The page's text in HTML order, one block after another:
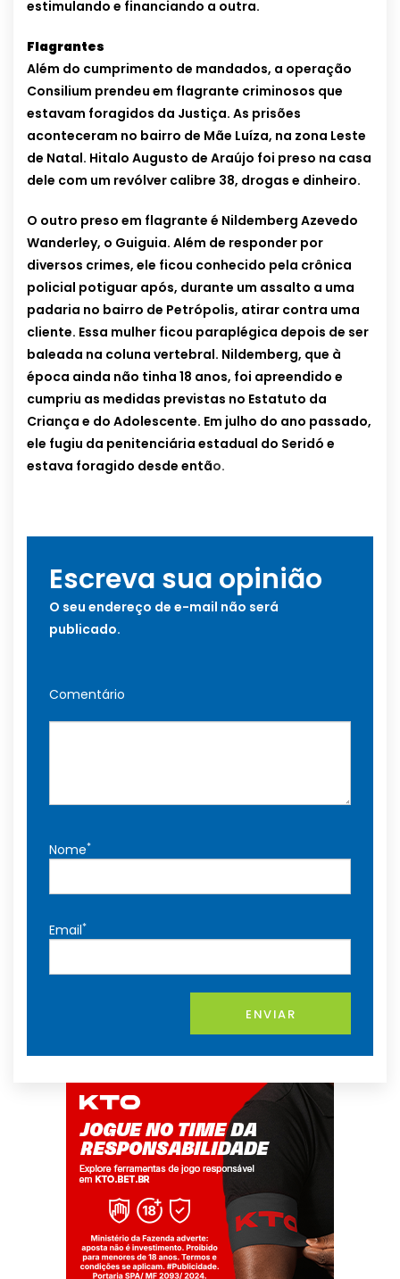
estimulando e financiando a outra.
Flagrantes
Além do cumprimento de mandados, a operação
Consilium prendeu em flagrante criminosos que
estavam foragidos da Justiça. As prisões
aconteceram no bairro de Mãe Luíza, na zona Leste
de Natal. Hitalo Augusto de Araújo foi preso na casa
dele com um revólver calibre 38, drogas e dinheiro.
O outro preso em flagrante é Nildemberg Azevedo
Wanderley, o Guiguia. Além de responder por
diversos crimes, ele ficou conhecido pela crônica
policial potiguar após, durante um assalto a uma
padaria no bairro de Petrópolis, atirar contra uma
cliente. Essa mulher ficou paraplégica depois de ser
baleada na coluna vertebral. Nildemberg, que à
época ainda não tinha 18 anos, foi apreendido e
cumpriu as medidas previstas no Estatuto da
Criança e do Adolescente. Em julho do ano passado,
ele fugiu da penitenciária estadual do Seridó e
estava foragido desde então.
Escreva sua opinião
O seu endereço de e-mail não será
publicado.
Comentário
Nome*
Email*
ENVIAR